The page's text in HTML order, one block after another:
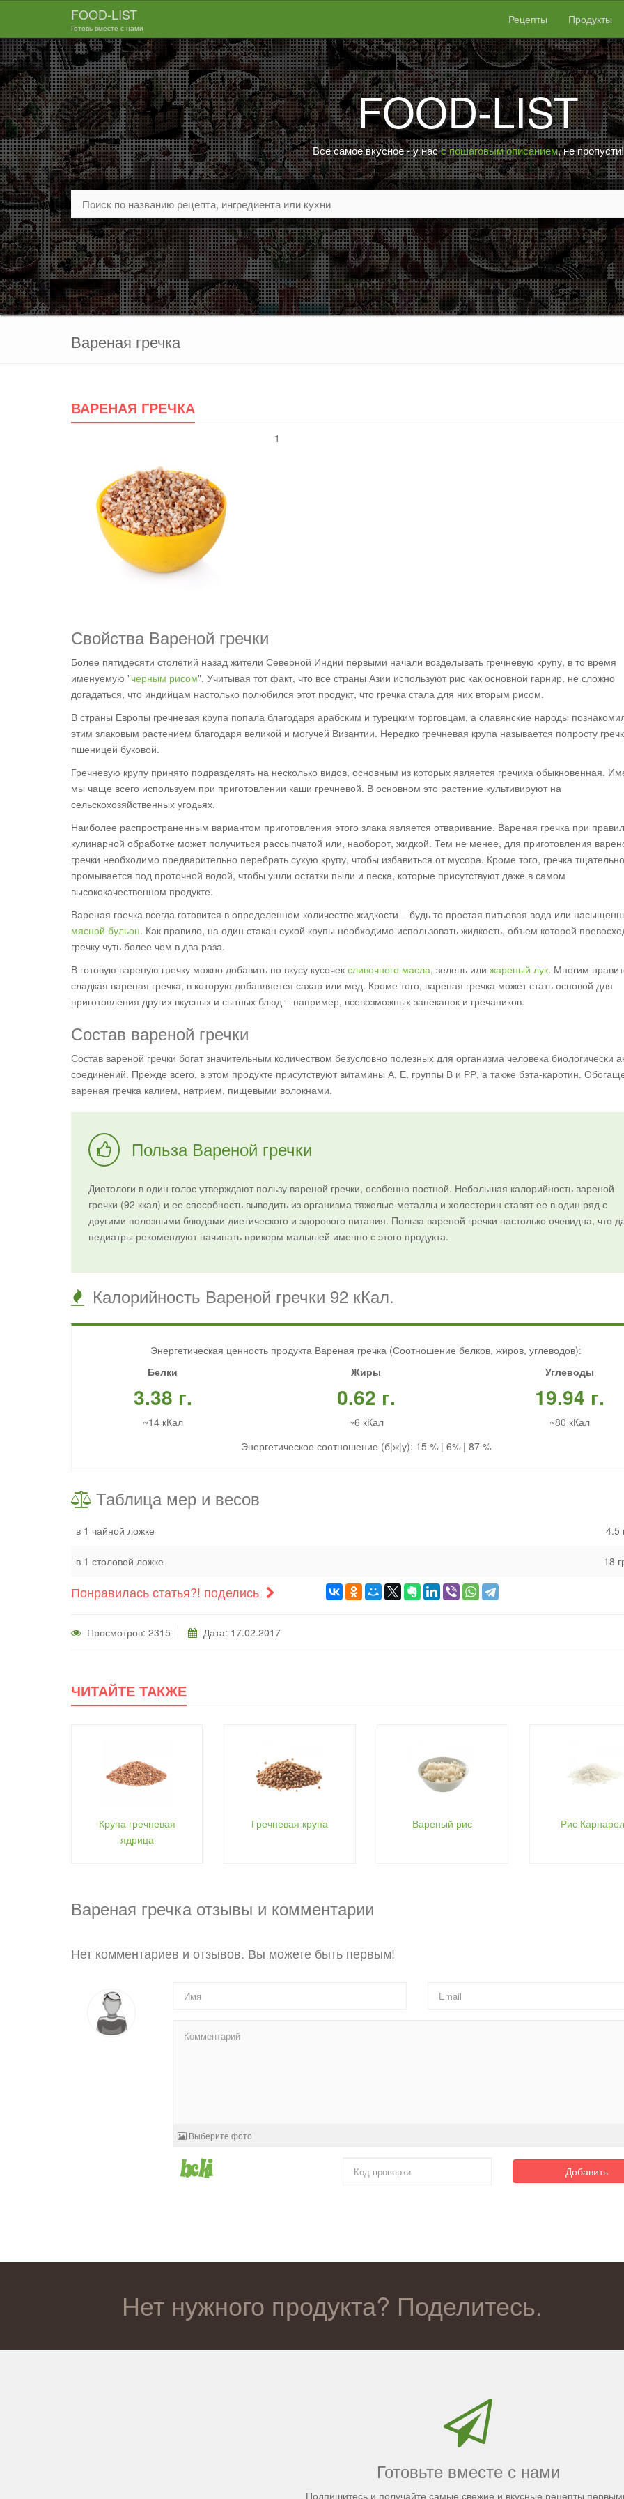
FOOD-LIST
Готовь вместе с нами
Рецепты Продукты
FOOD-LIST
Все самое вкусное - у насс пошаговым описанием, не пропусти!
Вареная гречка
ВАРЕНАЯ ГРЕЧКА
1
Свойства Вареной гречки
Более пятидесяти столетий назад жители Северной Индии первыми начали возделывать гречневую крупу, в то время
именуемую "черным рисом". Учитывая тот факт, что все страны Азии используют рис как основной гарнир, не сложно
догадаться, что индийцам настолько полюбился этот продукт, что гречка стала для них вторым рисом.
В страны Европы гречневая крупа попала благодаря арабским и турецким торговцам, а славянские народы
этим злаковым растением благодаря великой и могучей Византии. Нередко гречневая крупа называется попросту
пшеницей буковой.
Гречневую крупу принято подразделять на несколько видов, основным из которых является гречиха обыкновенная.
мы чаще всего используем при приготовлении каши гречневой. В основном это растение культивируют на
сельскохозяйственных угодьях.
Наиболее распространенным вариантом приготовления этого злака является отваривание. Вареная гречка при
кулинарной обработке может получиться рассыпчатой или, наоборот, жидкой. Тем не менее, для приготовления
гречки необходимо предварительно перебрать сухую крупу, чтобы избавиться от мусора. Кроме того, гречка тщательно
промывается под проточной водой, чтобы ушли остатки пыли и песка, которые присутствуют даже в самом
высококачественном продукте.
Вареная гречка всегда готовится в определенном количестве жидкости – будь то простая питьевая вода или
мясной бульон. Как правило, на один стакан сухой крупы необходимо использовать жидкость, объем которой
гречку чуть более чем в два раза.
В готовую вареную гречку можно добавить по вкусу кусочек сливочного масла, зелень или жареный лук. Многим
сладкая вареная гречка, в которую добавляется сахар или мед. Кроме того, вареная гречка может стать основой для
приготовления других вкусных и сытных блюд – например, всевозможных запеканок и гречаников.
Состав вареной гречки
Состав вареной гречки богат значительным количеством безусловно полезных для организма человека биологически
соединений. Прежде всего, в этом продукте присутствуют витамины А, Е, группы В и РР, а также бэта-каротин.
вареная гречка калием, натрием, пищевыми волокнами.
Польза Вареной гречки
Диетологи в один голос утверждают пользу вареной гречки, особенно постной. Небольшая калорийность вареной
гречки (92 ккал) и ее способность выводить из организма тяжелые металлы и холестерин ставят ее в один ряд с
другими полезными блюдами диетического и здорового питания. Польза вареной гречки настолько очевидна, что
педиатры рекомендуют начинать прикорм малышей именно с этого продукта.
Калорийность Вареной гречки 92 кКал.
Энергетическая ценность продукта Вареная гречка (Соотношение белков, жиров, углеводов):
Белки
3.38 г.
~14 кКал
Жиры
0.62 г.
~6 кКал
Углеводы
19.94 г.
~80 кКал
Энергетическое соотношение (б|ж|у): 15 % | 6% | 87 %
Таблица мер и весов
в 1 чайной ложке 4.5
в 1 столовой ложке 18
Понравилась статья?! поделись
Просмотров: 2315 Дата: 17.02.2017
ЧИТАЙТЕ ТАКЖЕ
Крупа гречневая
ядрица
Гречневая крупа Вареный рис Рис
Вареная гречка отзывы и комментарии
Нет комментариев и отзывов. Вы можете быть первым!
Выберите фото
Добавить
Нет нужного продукта? Поделитесь.
Готовьте вместе с нами
Подпишитесь и получайте самые свежие и вкусные рецепты